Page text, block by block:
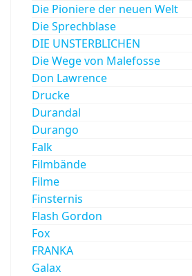
Die Pioniere der neuen Welt
Die Sprechblase
DIE UNSTERBLICHEN
Die Wege von Malefosse
Don Lawrence
Drucke
Durandal
Durango
Falk
Filmbände
Filme
Finsternis
Flash Gordon
Fox
FRANKA
Galax